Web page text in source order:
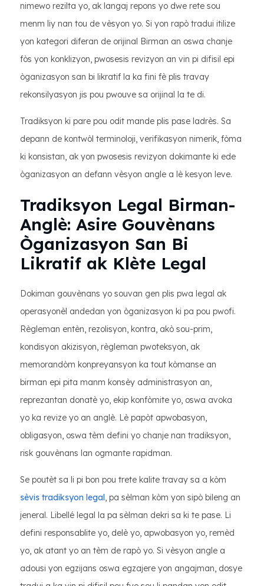
nimewo rezilta yo, ak langaj repons yo dwe rete sou
menm liy nan tou de vèsyon yo. Si yon rapò tradui itilize
yon kategori diferan de orijinal Birman an oswa chanje
fòs yon konklizyon, pwosesis revizyon an vin pi difisil epi
òganizasyon san bi likratif la ka fini fè plis travay
rekonsilyasyon jis pou pwouve sa orijinal la te di.
Tradiksyon ki pare pou odit mande plis pase ladrès. Sa
depann de kontwòl terminoloji, verifikasyon nimerik, fòma
ki konsistan, ak yon pwosesis revizyon dokimante ki ede
òganizasyon an defann vèsyon angle a lè kesyon leve.
Tradiksyon Legal Birman-
Anglè: Asire Gouvènans
Òganizasyon San Bi
Likratif ak Klète Legal
Dokiman gouvènans yo souvan gen plis pwa legal ak
operasyonèl andedan yon òganizasyon ki pa pou pwofi.
Règleman entèn, rezolisyon, kontra, akò sou-prim,
kondisyon akizisyon, règleman pwoteksyon, ak
memorandòm konpreyansyon ka tout kòmanse an
birman epi pita manm konsèy administrasyon an,
reprezantan donatè yo, ekip konfòmite yo, oswa avoka
yo ka revize yo an anglè. Lè papòt apwobasyon,
obligasyon, oswa tèm defini yo chanje nan tradiksyon,
risk gouvènans lan ogmante rapidman.
Se poutèt sa li pi bon pou trete kalite travay sa a kòm
sèvis tradiksyon legal, pa sèlman kòm yon sipò bileng an
jeneral. Libellé legal la pa sèlman dekri sa ki te pase. Li
defini responsablite yo, delè yo, apwobasyon yo, remèd
yo, ak atant yo an tèm de rapò yo. Si vèsyon angle a
adousi yon egzijans oswa egzajere yon angajman, dosye